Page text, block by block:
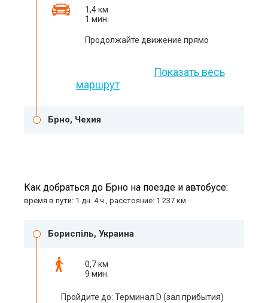
1,4 км
1 мин.
Продолжайте движение прямо
Показать весь
маршрут
Брно, Чехия
Как добраться до Брно на поезде и автобусе:
время в пути: 1 дн. 4 ч., расстояние: 1 237 км
Бориспіль, Украина
0,7 км
9 мин.
Пройдите до: Терминал D (зал прибытия)